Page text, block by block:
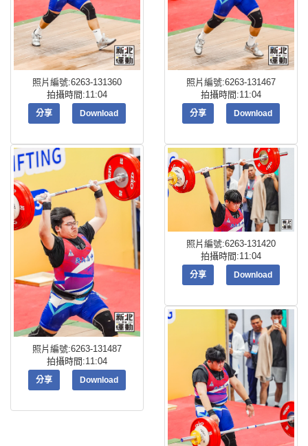
照片編號:6263-131360
拍攝時間:11:04
分享 Download
照片編號:6263-131467
拍攝時間:11:04
分享 Download
照片編號:6263-131487
拍攝時間:11:04
分享 Download
照片編號:6263-131420
拍攝時間:11:04
分享 Download